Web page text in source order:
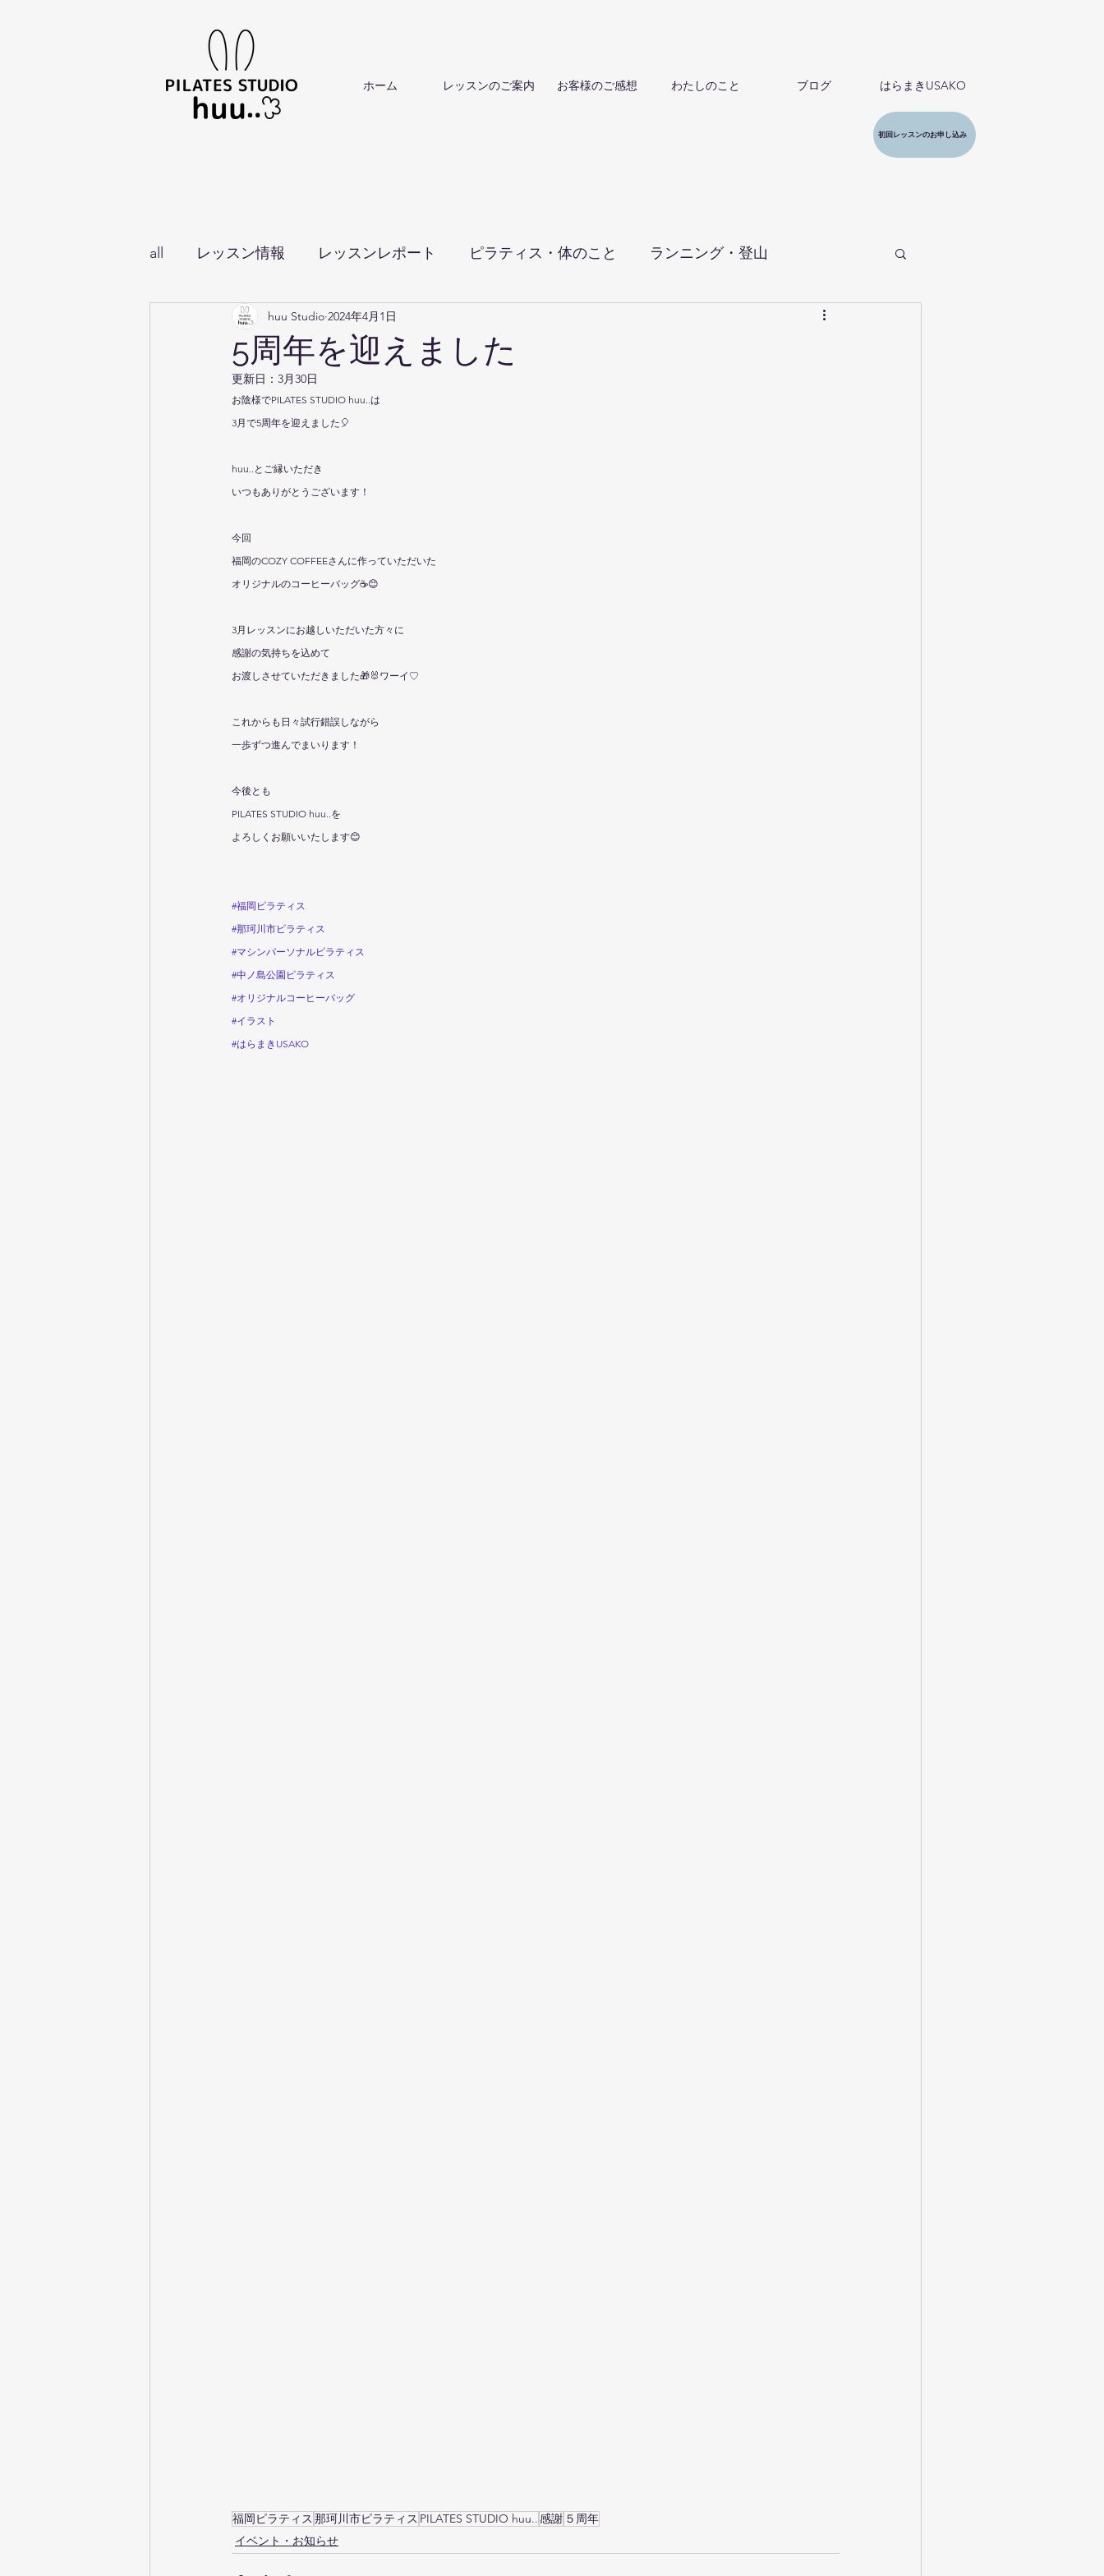
ホーム レッスンのご案内 お客様のご感想 わたしのこと ブログ はらまきUSAKO
初回レッスンのお申し込み
all レッスン情報 レッスンレポート ピラティス・体のこと ランニング・登山
イベント・お知らせ
5周年を迎えました
huu Studio 2024年4月1日
更新日： 3月30日
お陰様でPILATES STUDIO huu..は
3月で5周年を迎えました🎈
huu..とご縁いただき
いつもありがとうございます！
今回
福岡のCOZY COFFEEさんに作っていただいた
オリジナルのコーヒーバッグ☕️😊
3月レッスンにお越しいただいた方々に
感謝の気持ちを込めて
お渡しさせていただきました🎁🐰ワーイ♡
これからも日々試行錯誤しながら
一歩ずつ進んでまいります！
今後とも
PILATES STUDIO huu..を
よろしくお願いいたします😊
#福岡ピラティス
#那珂川市ピラティス
#マシンパーソナルピラティス
#中ノ島公園ピラティス
#オリジナルコーヒーバッグ
#イラスト
#はらまきUSAKO
福岡ピラティス 那珂川市ピラティス PILATES STUDIO huu..感謝 ５周年
イベント・お知らせ